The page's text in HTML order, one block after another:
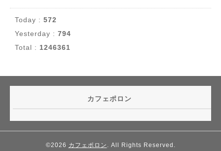
Today : 572
Yesterday : 794
Total : 1246361
カフェポロン
©2026 カフェポロン . All Rights Reserved.